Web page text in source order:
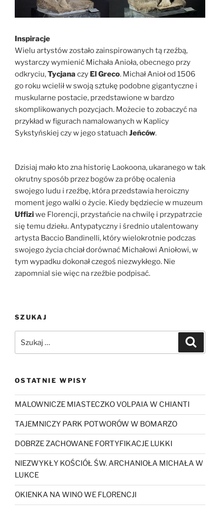
Inspiracje
Wielu artystów zostało zainspirowanych tą rzeźbą,
wystarczy wymienić Michała Anioła, obecnego przy
odkryciu,Tycjana czy El Greco. Michał Anioł od 1506
go roku wcielił w swoją sztukę podobne gigantyczne i
muskularne postacie, przedstawione w bardzo
skomplikowanych pozycjach. Możecie to zobaczyć na
przykład w figurach namalowanych w Kaplicy
Sykstyńskiej czy w jego statuach Jeńców.
Dzisiaj mało kto zna historię Laokoona, ukaranego w tak
okrutny sposób przez bogów za próbę ocalenia
swojego ludu i rzeźbę, która przedstawia heroiczny
moment jego walki o życie. Kiedy będziecie w muzeum
Uffiziwe Florencji, przystańcie na chwilę i przypatrzcie
się temu dziełu. Antypatyczny i średnio utalentowany
artysta Baccio Bandinelli, który wielokrotnie podczas
swojego życia chciał dorównać Michałowi Aniołowi, w
tym wypadku dokonał czegoś niezwykłego. Nie
zapomnial sie więc na rzeźbie podpisać.
SZUKAJ
OSTATNIE WPISY
MALOWNICZE MIASTECZKO VOLPAIA W CHIANTI
TAJEMNICZY PARK POTWORÓW W BOMARZO
DOBRZE ZACHOWANE FORTYFIKACJE LUKKI
NIEZWYKŁY KOŚCIÓŁ ŚW. ARCHANIOŁA MICHAŁA W
LUKCE
OKIENKA NA WINO WE FLORENCJI